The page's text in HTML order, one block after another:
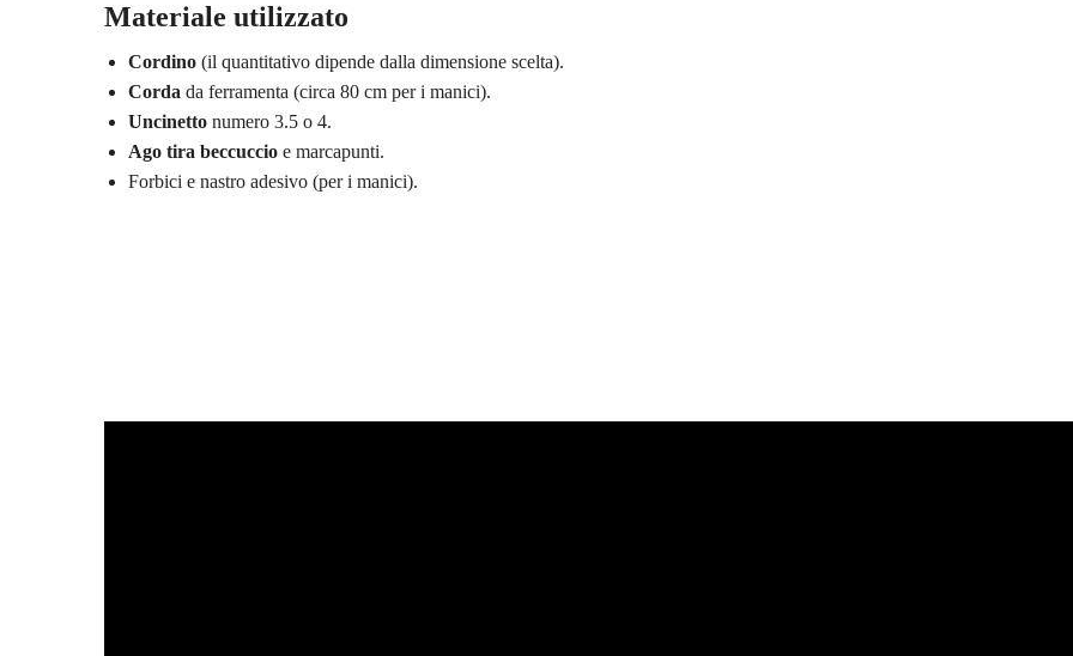
Materiale utilizzato
Cordino (il quantitativo dipende dalla dimensione scelta).
Corda da ferramenta (circa 80 cm per i manici).
Uncinetto numero 3.5 o 4.
Ago tira beccuccio e marcapunti.
Forbici e nastro adesivo (per i manici).